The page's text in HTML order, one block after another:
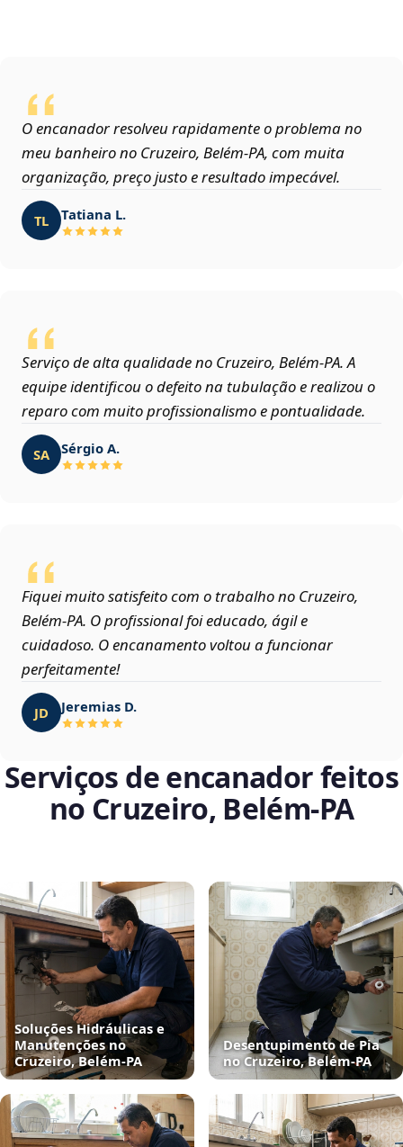
O encanador resolveu rapidamente o problema no
meu banheiro no Cruzeiro, Belém‑PA, com muita
organização, preço justo e resultado impecável.
TL Tatiana L.
Serviço de alta qualidade no Cruzeiro, Belém‑PA. A
equipe identificou o defeito na tubulação e realizou o
reparo com muito profissionalismo e pontualidade.
SA Sérgio A.
Fiquei muito satisfeito com o trabalho no Cruzeiro,
Belém‑PA. O profissional foi educado, ágil e
cuidadoso. O encanamento voltou a funcionar
perfeitamente!
JD Jeremias D.
Serviços de encanador feitos
no Cruzeiro, Belém‑PA
Soluções Hidráulicas e
Manutenções no
Cruzeiro, Belém‑PA
Desentupimento de Pia
no Cruzeiro, Belém‑PA